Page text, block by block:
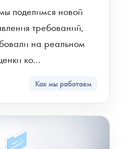
поделимся новой
требований,
на реальном
ко...
Как мы работаем